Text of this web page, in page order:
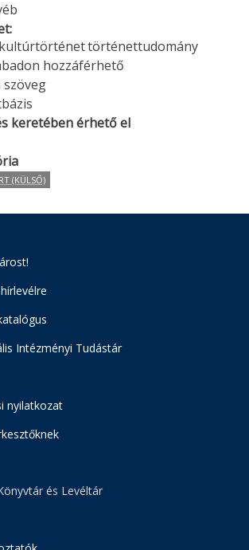
kultúrtörténettörténettudomány
hozzáférhető
szöveg
keretében érhető el
(KÜLSŐ)
Intézményi Tudástár
nyilatkozat
és Levéltár